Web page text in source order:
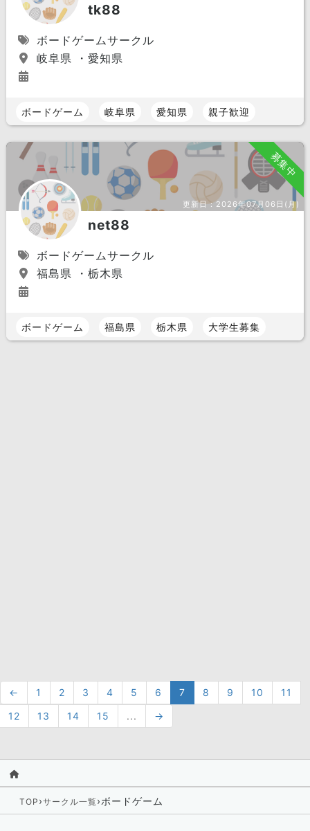
tk88
ボードゲームサークル
岐阜県 ・愛知県
ボードゲーム 岐阜県 愛知県 親子歓迎
募集中
更新日：2026年07月06日(月)
net88
ボードゲームサークル
福島県 ・栃木県
ボードゲーム 福島県 栃木県 大学生募集
← 1 2 3 4 5 6 7 8 9 10
11
12
13 14 15 ... →
TOP ›サークル一覧›ボードゲーム